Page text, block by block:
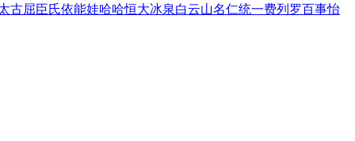
古屈臣氏依能娃哈哈恒大冰泉白云山名仁统一费列罗百事怡